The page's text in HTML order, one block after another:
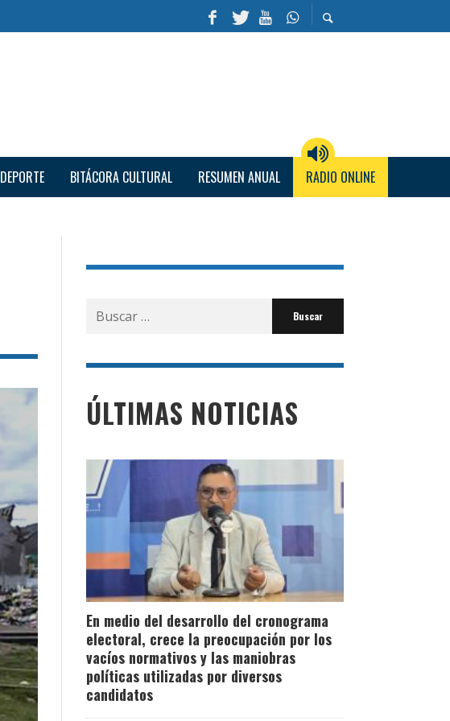
DEPORTE BITÁCORA CULTURAL RESUMEN ANUAL RADIO ONLINE
Buscar
por:
ÚLTIMAS NOTICIAS
En medio del desarrollo del cronograma
electoral, crece la preocupación por los
vacíos normativos y las maniobras
políticas utilizadas por diversos
candidatos